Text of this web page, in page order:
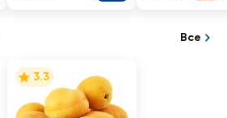
Все
3.3